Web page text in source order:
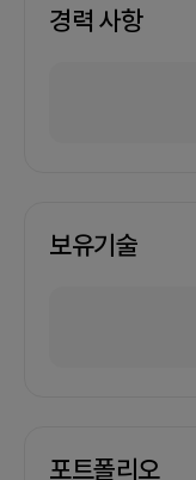
경력 사항
보유기술
포트폴리오